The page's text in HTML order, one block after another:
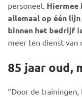
personeel. Hiermee
allemaal op één
binnen het bedrijf
meer ten dienst van
85 jaar oud,
“Door de